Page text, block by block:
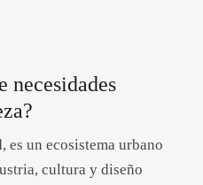
necesidades
es un ecosistema urbano
cultura y diseño